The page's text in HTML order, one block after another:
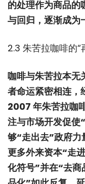
的处理作为商品的
与回归，逐渐成为
2.3 朱苦拉咖啡的“
咖啡与朱苦拉本无
者命运紧密相连，
2007 年朱苦拉咖
注与市场开发促使
够“走出去”政府
更多外来资本“走
化符号”并在“去